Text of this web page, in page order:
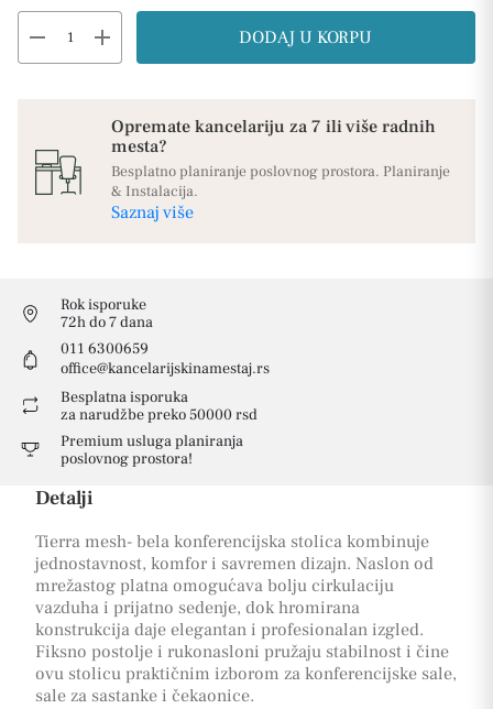
remove add DODAJ U KORPU
Opremate kancelariju za 7 ili više radnih
mesta?
Besplatno planiranje poslovnog prostora. Planiranje
& Instalacija.
Saznaj više
Rok isporuke
72h do 7 dana
011 6300659
office@kancelarijskinamestaj.rs
Besplatna isporuka
za narudžbe preko 50000 rsd
Premium usluga planiranja
poslovnog prostora!
Detalji
Tierra mesh- bela konferencijska stolica kombinuje
jednostavnost, komfor i savremen dizajn. Naslon od
mrežastog platna omogućava bolju cirkulaciju
vazduha i prijatno sedenje, dok hromirana
konstrukcija daje elegantan i profesionalan izgled.
Fiksno postolje i rukonasloni pružaju stabilnost i čine
ovu stolicu praktičnim izborom za konferencijske sale,
sale za sastanke i čekaonice.